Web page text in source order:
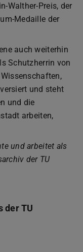
Walther-Preis, der
Medaille der
auch weiterhin
Schutzherrin von
und steht
und die
arbeiten,
und arbeitet als
der TU
der TU